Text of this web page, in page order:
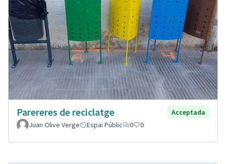
Parereres de reciclatge
Acceptada
Juan Olive Verge
Espai Públic 0 0